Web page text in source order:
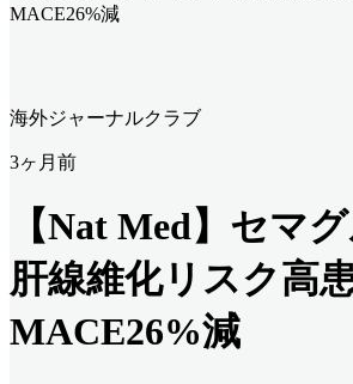
MACE26%減
海外ジャーナルクラブ
3ヶ月前
【Nat Med】セマ
肝線維化リスク高
MACE26%減